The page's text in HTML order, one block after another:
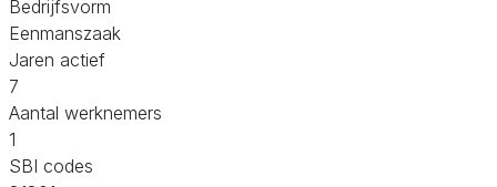
Bedrijfsvorm
Eenmanszaak
Jaren actief
7
Aantal werknemers
1
SBI codes